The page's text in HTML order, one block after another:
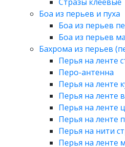
Боа из перьев и пуха
Боа из перьев
Боа из перьев
Бахрома из перьев
Перья на ленте
Перо-антенна
Перья на ленте
Перья на ленте
Перья на ленте
Перья на ленте
Перья на нити
Перья на ленте